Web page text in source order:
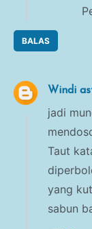
BALAS
Windi
jadi
Taut
yang
sabun